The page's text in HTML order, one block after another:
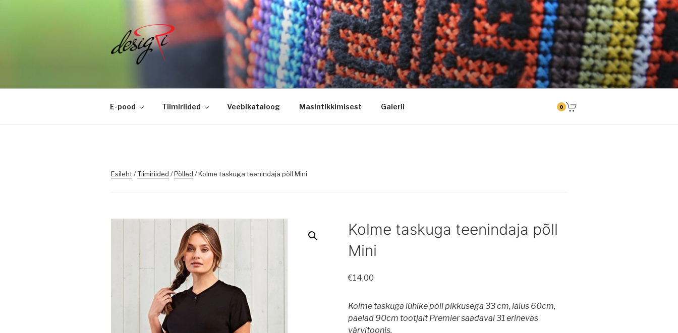
Masintikkimine, tiimiriided, logo riietele tikkimine, kodukoha pusad, personaliseeritud kingitused
E-pood Tiimiriided Veebikataloog Masintikkimisest Galerii 0
Esileht/Tiimiriided /Põlled / Kolme taskuga teenindaja põll Mini
Kolme taskuga teenindaja põll
Mini
€14,00
Kolme taskuga lühike põllpikkusega 33 cm, laius 60cm,
paelad 90cm tootjalt Premier saadaval 31 erinevas
värvitoonis.